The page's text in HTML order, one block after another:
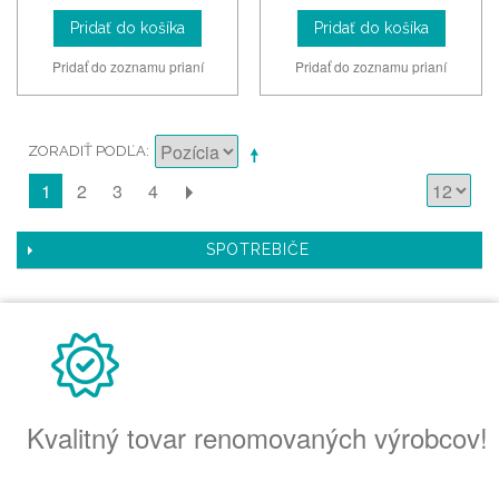
Pridať do košíka
Pridať do zoznamu prianí
Pridať do košíka
Pridať do zoznamu prianí
ZORADIŤ PODĽA
1 2 3 4
SPOTREBIČE
Kvalitný tovar renomovaných výrobcov!